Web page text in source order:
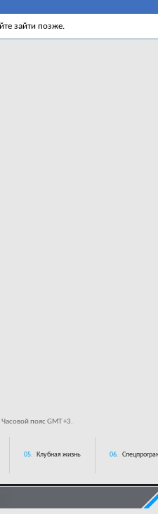
зайти позже.
Часовой пояс GMT +3.
05. Клубная жизнь 06.